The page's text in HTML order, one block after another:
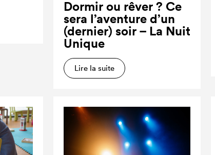
Dormir ou rêver ? Ce
sera l’aventure d’un
(dernier) soir – La Nuit
Unique
Lire la suite